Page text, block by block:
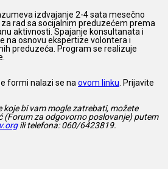
izdvajanje 2-4 sata mesečno
rad sa socijalnim preduzećem prema
aktivnosti. Spajanje konsultanata i
na osnovu ekspertize volontera i
preduzeća. Program se realizuje
formi nalazi se na ovom linku . Prijavite
bi vam mogle zatrebati, možete
(Forum za odgovorno poslovanje) putem
ili telefona: 060/6423819.